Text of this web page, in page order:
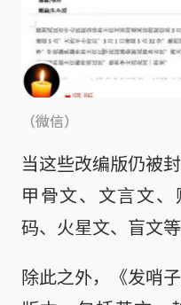
（微信）
当这些改编版仍被
甲骨文、文言文
码、火星文、盲文
除此之外，《发哨